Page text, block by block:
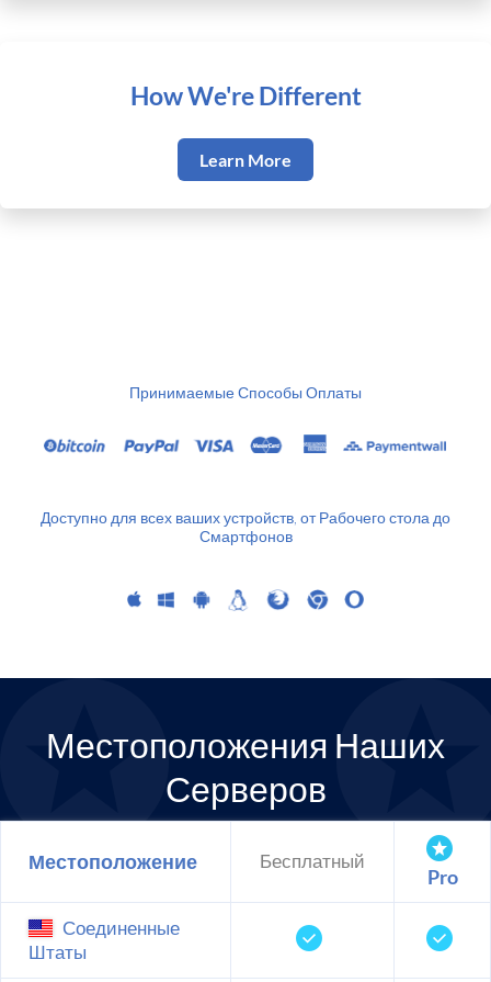
How We're Different
Learn More
Принимаемые Способы Оплаты
Доступно для всех ваших устройств, от Рабочего стола до
Смартфонов
Местоположения Наших
Серверов
Местоположение Бесплатный
Pro
Соединенные
Штаты